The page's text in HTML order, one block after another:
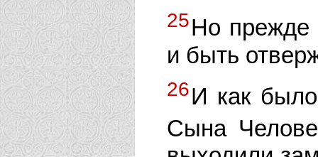
25Но прежде
и быть
26И как
Сына